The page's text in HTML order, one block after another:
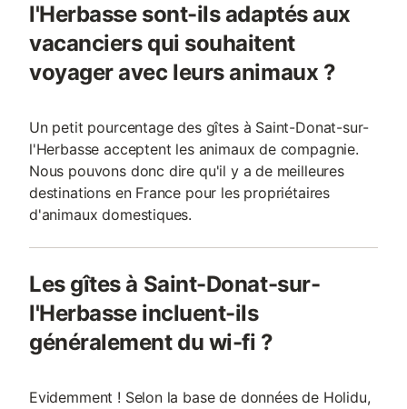
l'Herbasse sont-ils adaptés aux
vacanciers qui souhaitent
voyager avec leurs animaux ?
Un petit pourcentage des gîtes à Saint-Donat-sur-
l'Herbasse acceptent les animaux de compagnie.
Nous pouvons donc dire qu'il y a de meilleures
destinations en France pour les propriétaires
d'animaux domestiques.
Les gîtes à Saint-Donat-sur-
l'Herbasse incluent-ils
généralement du wi-fi ?
Evidemment ! Selon la base de données de Holidu,